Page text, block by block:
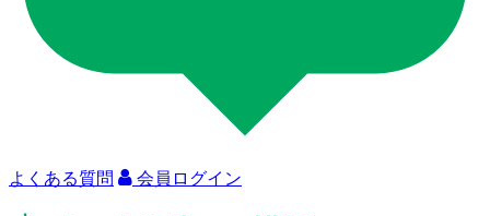
よくある質問 会員ログイン